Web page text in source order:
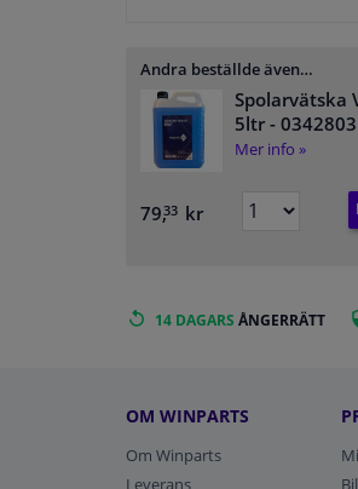
Andra beställde även…
Spolarvätska
5ltr - 0342803
Mer info »
79,33 kr
14 DAGARS ÅNGERRÄTT
OM WINPARTS
Om Winparts